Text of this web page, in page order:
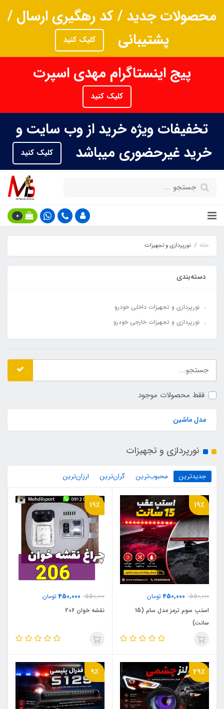
محصولات جدید / کد رهگیری ارسال /
پشتیبانی
کلیک کنید
پیج اینستاگرام مهدی اسپرت
کلیک کنید
تخفیفات ویژه خرید از وب سایت و
خرید غیرحضوری میباشد
کلیک کنید
0
خانه نورپردازی و تجهیزات
دسته‌بندی
نورپردازی و تجهیزات داخلی خودرو
نورپردازی و تجهیزات خارجی خودرو
فقط محصولات موجود
مدل ماشین
نورپردازی و تجهیزات
جدیدترین محبوب‌ترین گران‌ترین ارزان‌ترین
19٪
550,000
450,000تومان
استپ سوم ترمز مدل سام (15
سانت)
19٪
550,000
450,000تومان
نقشه خوان 206
29٪ 9٪